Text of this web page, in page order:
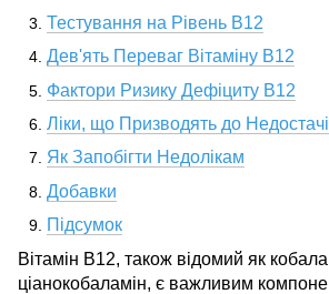
Тестування на Рівень B12
Дев'ять Переваг Вітаміну B12
Фактори Ризику Дефіциту B12
Ліки, що Призводять до
Як Запобігти Недолікам
Добавки
Підсумок
Вітамін B12, також відомий як
ціанокобаламін, є важливим